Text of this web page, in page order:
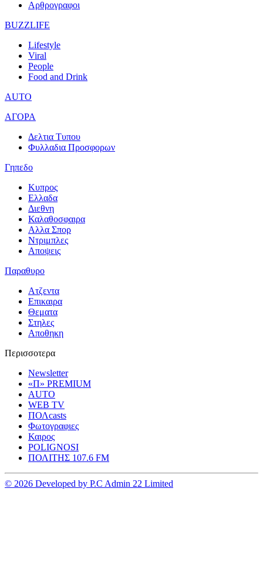
Αρθρογραφοι
BUZZLIFE
Lifestyle
Viral
People
Food and Drink
AUTO
ΑΓΟΡΑ
Δελτια Τυπου
Φυλλαδια Προσφορων
Γηπεδο
Κυπρος
Ελλαδα
Διεθνη
Καλαθοσφαιρα
Αλλα Σπορ
Ντριμπλες
Αποψεις
Παραθυρο
Ατζεντα
Επικαιρα
Θεματα
Στηλες
Αποθηκη
Περισσοτερα
Newsletter
«Π» PREMIUM
AUTO
WEB TV
ΠΟΛcasts
Φωτογραφιες
Καιρος
POLIGNOSI
ΠΟΛΙΤΗΣ 107.6 FM
© 2026 Developed by P.C Admin 22 Limited